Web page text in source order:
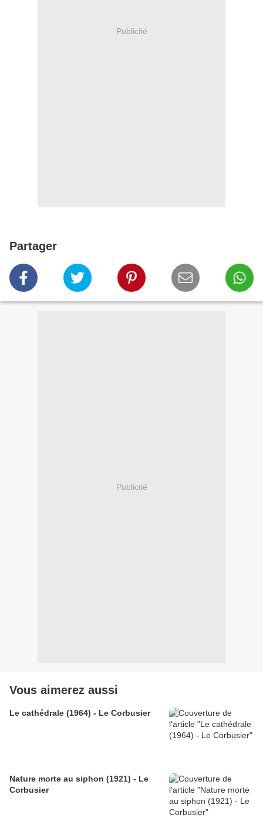
Publicité
Partager
Publicité
Vous aimerez aussi
Le cathédrale (1964) - Le Corbusier
Nature morte au siphon (1921) - Le
Corbusier